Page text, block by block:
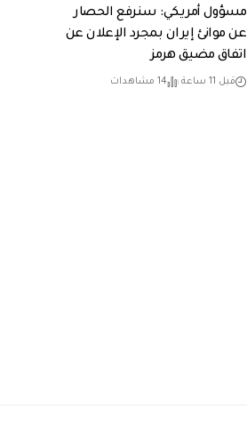
مسؤول أمريكي: سنرفع الحصار
عن موانئ إيران بمجرد الإعلان عن
اتفاق مضيق هرمز
قبل 11 ساعة 14 مشاهدات